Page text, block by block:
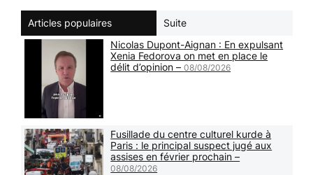
Articles populaires
Suite
Nicolas Dupont-Aignan : En expulsant
Xenia Fedorova on met en place le
délit d’opinion –08/08/2026
Fusillade du centre culturel kurde à
Paris : le principal suspect jugé aux
assises en février prochain –
08/08/2026